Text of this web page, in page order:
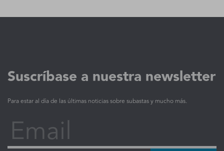
Suscríbase a nuestra newsletter
Para estar al día de las últimas noticias sobre subastas y mucho más.
Email